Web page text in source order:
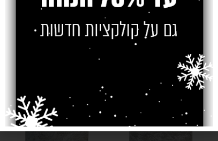
שטיח מדריד דגם:
₪
SOLD OUT
SOLD OUT